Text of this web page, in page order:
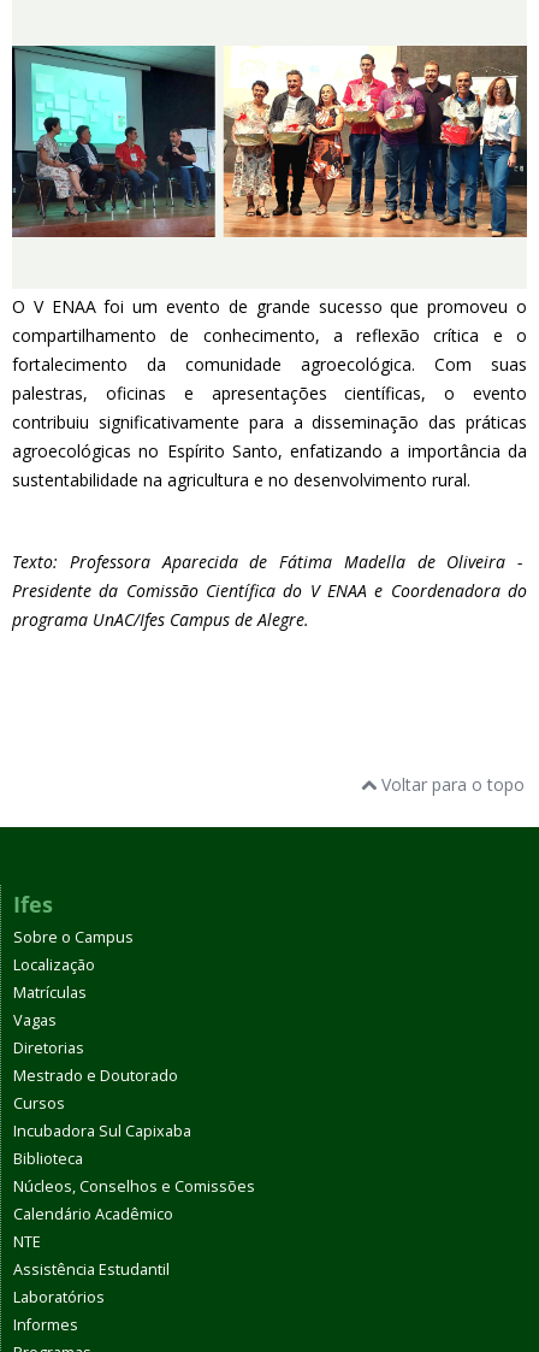
O V ENAA foi um evento de grande sucesso que promoveu o
compartilhamento de conhecimento, a reflexão crítica e o
fortalecimento da comunidade agroecológica. Com suas
palestras, oficinas e apresentações científicas, o evento
contribuiu significativamente para a disseminação das práticas
agroecológicas no Espírito Santo, enfatizando a importância da
sustentabilidade na agricultura e no desenvolvimento rural.
Texto: Professora Aparecida de Fátima Madella de Oliveira -
Presidente da Comissão Científica do V ENAA e Coordenadora do
programa UnAC/Ifes Campus de Alegre.
Voltar para o topo
Ifes
Sobre o Campus
Localização
Matrículas
Vagas
Diretorias
Mestrado e Doutorado
Cursos
Incubadora Sul Capixaba
Biblioteca
Núcleos, Conselhos e Comissões
Calendário Acadêmico
NTE
Assistência Estudantil
Laboratórios
Informes